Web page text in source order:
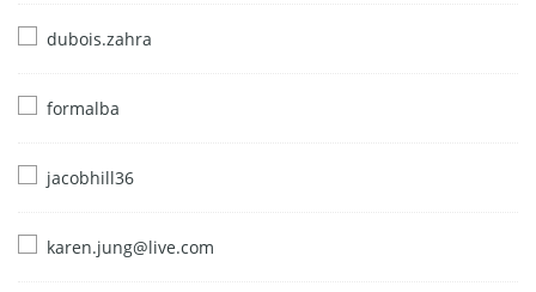
dubois.zahra
formalba
jacobhill36
karen.jung@live.com